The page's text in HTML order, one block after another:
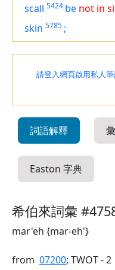
scall 5424 be not in
skin 5785 ;
請登入網頁啟用私人筆
詞語解釋
Easton 字典
希伯來詞彙
mar'eh {mar-eh'}
from 07200; TWOT - 2